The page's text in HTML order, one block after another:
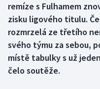
Box
Curling
Dostihy
remíze s Fulhamem
zisku ligového titulu.
rozmrzelá ze třetího
svého týmu za sebou,
místě tabulky s už
čelo soutěže.